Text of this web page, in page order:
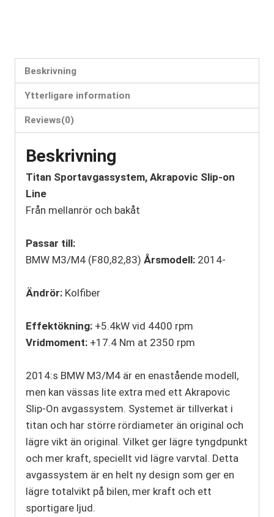
Beskrivning
Ytterligare information
Reviews(0)
Beskrivning
Titan Sportavgassystem, Akrapovic Slip-on
Line
Från mellanrör och bakåt
Passar till:
BMW M3/M4 (F80,82,83) Årsmodell: 2014-
Ändrör: Kolfiber
Effektökning: +5.4kW vid 4400 rpm
Vridmoment: +17.4 Nm at 2350 rpm
2014:s BMW M3/M4 är en enastående modell,
men kan vässas lite extra med ett Akrapovic
Slip-On avgassystem. Systemet är tillverkat i
titan och har större rördiameter än original och
lägre vikt än original. Vilket ger lägre tyngdpunkt
och mer kraft, speciellt vid lägre varvtal. Detta
avgassystem är en helt ny design som ger en
lägre totalvikt på bilen, mer kraft och ett
sportigare ljud.